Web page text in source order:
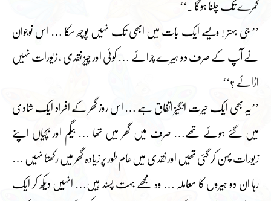
کمرے تک چلنا ہوگا ۔‘‘
’’ جی بہتر ! ویسے ایک بات میں ابھی تک نہیں پوچھ سکا … اس نوجوان
نے آپ کے صرف دو ہیرے چرائے … کوئی اور چیز نقدی ، زیورات نہیں
اڑائے ؟‘‘
’’یہ بھی ایک حیرت انگیز اتفاق ہے … اس روز گھر کے افراد ایک شادی
میں گئے ہوئے تھے… صرف میں گھر میں تھا … بیگم اور بچیاں اپنے
زیورات پہن کر گئی تھیں اور نقدی میں عام طور پر زیادہ گھر میں رکھتا نہیں …
رہا ان دو ہیروں کا معاملہ … وہ مجھے بہت پسند ہیں… انہیں دیکھ کر ایک